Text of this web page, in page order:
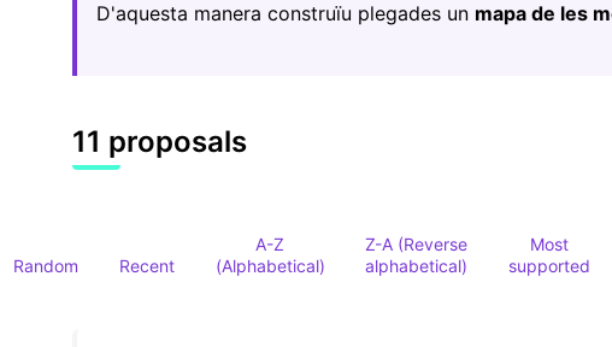
D'aquesta manera construïu plegades un mapa de les
11 proposals
Random Recent
A-Z
(Alphabetical)
Z-A (Reverse
alphabetical)
Most
supported